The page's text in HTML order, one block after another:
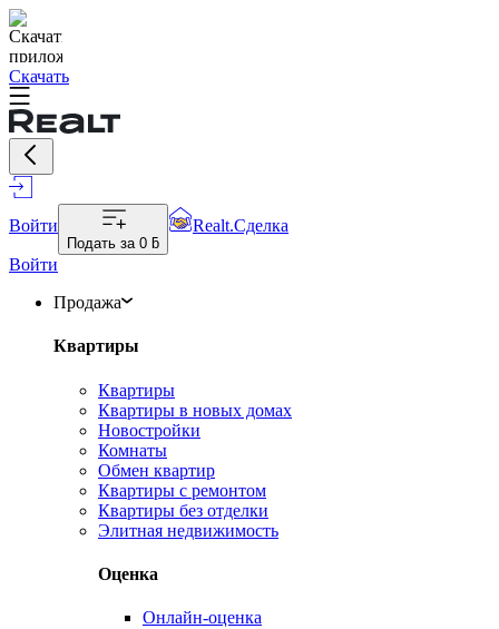
Скачать
Войти
Подать за 0 ƃ
Realt.Сделка
Войти
Продажа
Квартиры
Квартиры
Квартиры в новых домах
Новостройки
Комнаты
Обмен квартир
Квартиры с ремонтом
Квартиры без отделки
Элитная недвижимость
Оценка
Онлайн-оценка